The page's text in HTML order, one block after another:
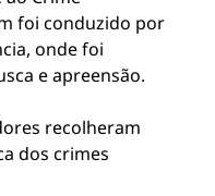
foi conduzido por
onde foi
e apreensão.
recolheram
dos crimes